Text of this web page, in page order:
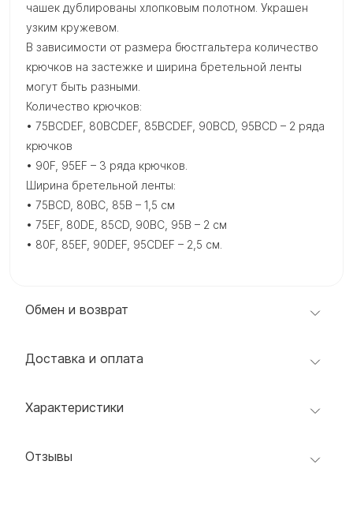
чашек дублированы хлопковым полотном. Украшен
узким кружевом.
В зависимости от размера бюстгальтера количество
крючков на застежке и ширина бретельной ленты
могут быть разными.
Количество крючков:
• 75BCDEF, 80BCDEF, 85BCDEF, 90BCD, 95BCD – 2 ряда
крючков
• 90F, 95EF – 3 ряда крючков.
Ширина бретельной ленты:
• 75BCD, 80BC, 85B – 1,5 см
• 75EF, 80DE, 85CD, 90BC, 95B – 2 см
• 80F, 85EF, 90DEF, 95CDEF – 2,5 см.
Обмен и возврат
Доставка и оплата
Характеристики
Отзывы